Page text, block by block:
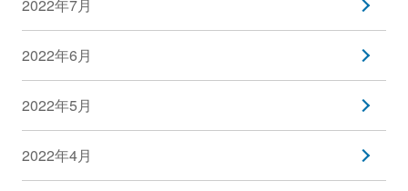
2022年7月
2022年6月
2022年5月
2022年4月